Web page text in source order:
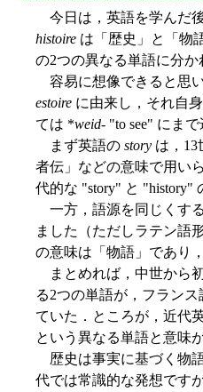
今日は，英語を学んだ
histoire は「歴史」と「物
の2つの異なる単語に分
容易に想像できると思い
estoire に由来し，それ自
ては *weid- "to see" にま
まず英語の story は，13
者伝」などの意味で用い
代的な "story" と "history"
一方，語源を同じくする
ました（ただしラテン語
の意味は「物語」であり
まとめれば，中世から
る2つの単語が，フラン
ていた．ところが，近代
という異なる単語と意味
歴史は事実に基づく物
代では常識的な発想です